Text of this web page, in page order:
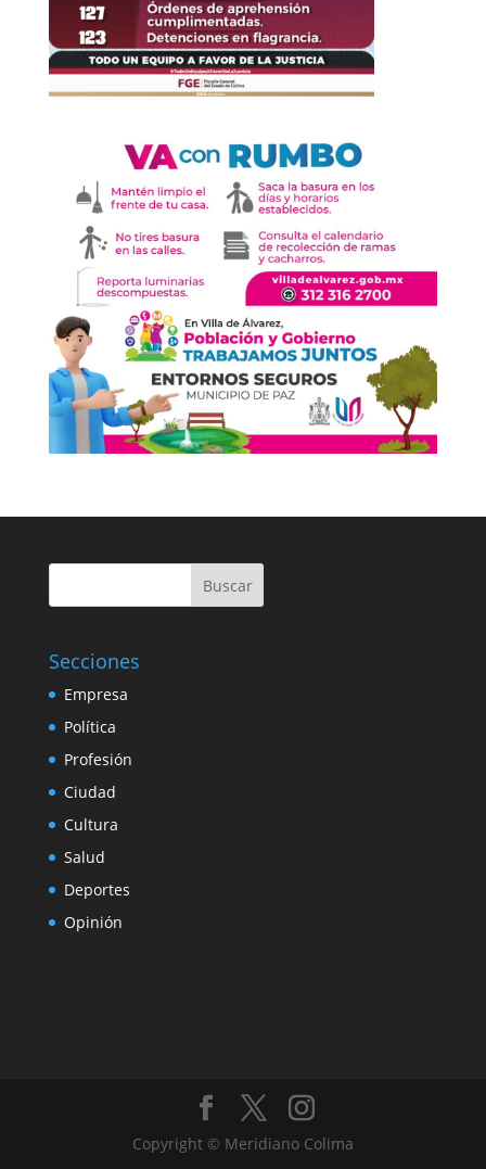
Buscar
Secciones
Empresa
Política
Profesión
Ciudad
Cultura
Salud
Deportes
Opinión
Copyright © Meridiano Colima